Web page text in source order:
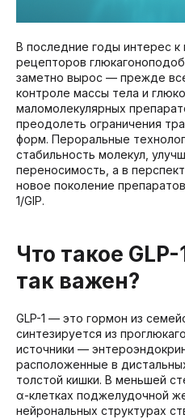
В последние годы интерес к
рецепторов
заметно вырос — прежде
контроле массы тела и
маломолекулярных
преодолеть ограничения
форм. Пероральные
стабильность молекул,
переносимость, а в
новое поколение
1/GIP.
Что такое
так важен?
GLP-1 — это гормон из
синтезируется из
источники —
расположенные в
толстой кишки. В меньшей
α-клетках поджелудочной
нейрональных структурах